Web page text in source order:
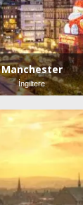
Manchester
İngiltere